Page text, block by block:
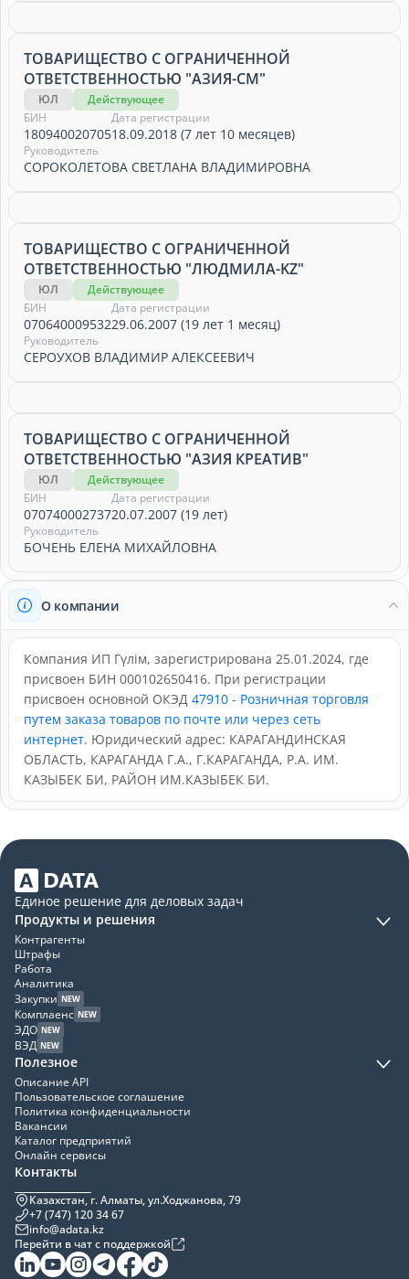
ТОВАРИЩЕСТВО С ОГРАНИЧЕННОЙ
ОТВЕТСТВЕННОСТЬЮ "АЗИЯ-СМ"
ЮЛ
Действующее
БИН
180940020705
Дата регистрации
18.09.2018 (7 лет 10 месяцев)
Руководитель
СОРОКОЛЕТОВА СВЕТЛАНА ВЛАДИМИРОВНА
ТОВАРИЩЕСТВО С ОГРАНИЧЕННОЙ
ОТВЕТСТВЕННОСТЬЮ "ЛЮДМИЛА-KZ"
ЮЛ
Действующее
БИН
070640009532
Дата регистрации
29.06.2007 (19 лет 1 месяц)
Руководитель
СЕРОУХОВ ВЛАДИМИР АЛЕКСЕЕВИЧ
ТОВАРИЩЕСТВО С ОГРАНИЧЕННОЙ
ОТВЕТСТВЕННОСТЬЮ "АЗИЯ КРЕАТИВ"
ЮЛ
Действующее
БИН
070740002737
Дата регистрации
20.07.2007 (19 лет)
Руководитель
БОЧЕНЬ ЕЛЕНА МИХАЙЛОВНА
О компании
Компания ИП Гүлім, зарегистрирована 25.01.2024, где
присвоен БИН 000102650416. При регистрации
присвоен основной ОКЭД 47910 - Розничная торговля
путем заказа товаров по почте или через сеть
интернет. Юридический адрес: КАРАГАНДИНСКАЯ
ОБЛАСТЬ, КАРАГАНДА Г.А., Г.КАРАГАНДА, Р.А. ИМ.
КАЗЫБЕК БИ, РАЙОН ИМ.КАЗЫБЕК БИ.
Единое решение для деловых задач
Продукты и решения
Контрагенты
Штрафы
Работа
Аналитика
Закупки NEW
Комплаенс NEW
ЭДО NEW
ВЭД NEW
Полезное
Описание API
Пользовательское соглашение
Политика конфиденциальности
Вакансии
Каталог предприятий
Онлайн сервисы
Контакты
Казахстан, г. Алматы, ул.Ходжанова, 79
+7 (747) 120 34 67
info@adata.kz
Перейти в чат с поддержкой